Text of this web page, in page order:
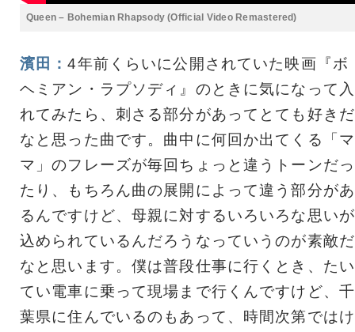
Queen – Bohemian Rhapsody (Official Video Remastered)
濱田：4年前くらいに公開されていた映画『ボ
ヘミアン・ラプソディ』のときに気になって入
れてみたら、刺さる部分があってとても好きだ
なと思った曲です。曲中に何回か出てくる「マ
マ」のフレーズが毎回ちょっと違うトーンだっ
たり、もちろん曲の展開によって違う部分があ
るんですけど、母親に対するいろいろな思いが
込められているんだろうなっていうのが素敵だ
なと思います。僕は普段仕事に行くとき、たい
てい電車に乗って現場まで行くんですけど、千
葉県に住んでいるのもあって、時間次第ではけ